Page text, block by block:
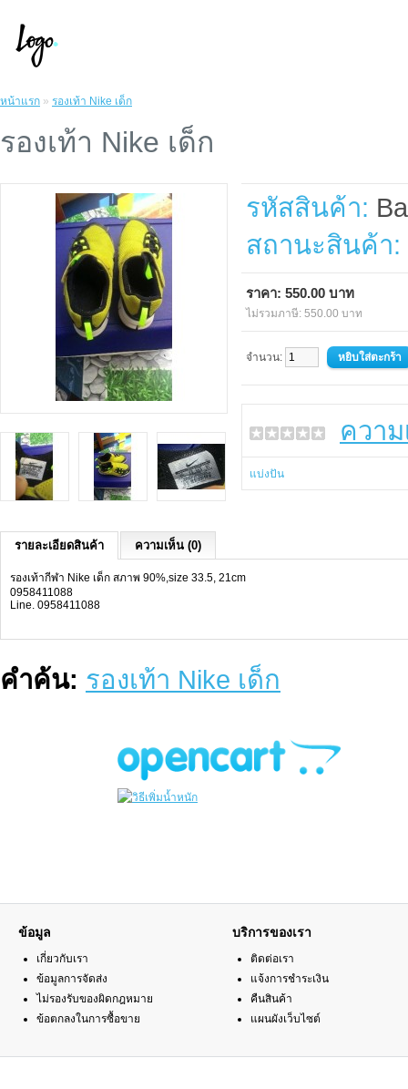
หน้าแรก » รองเท้า Nike เด็ก
รองเท้า Nike เด็ก
รหัสสินค้า:
สถานะสินค้า:
ราคา: 550.00 บาท
ไม่รวมภาษี: 550.00 บาท
จำนวน:
ควา
แบ่งปัน
รายละเอียดสินค้า ความเห็น (0)
รองเท้ากีฬา Nike เด็ก สภาพ 90%,size 33.5, 21cm
0958411088
Line. 0958411088
คำค้น: รองเท้า Nike เด็ก
ข้อมูล
เกี่ยวกับเรา
ข้อมูลการจัดส่ง
ไม่รองรับของผิดกฎหมาย
ข้อตกลงในการซื้อขาย
บริการของเรา
ติดต่อเรา
แจ้งการชำระเงิน
คืนสินค้า
แผนผังเว็บไซต์